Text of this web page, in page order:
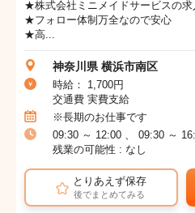
★株式会社ミニメイドサービスの求
★フォロー体制万全なので安心
★高...
神奈川県 横浜市南区
時給： 1,700円
交通費 実費支給
※長期のお仕事です
09:30 ～ 12:00 、 09:30 ～
残業の可能性 : なし
とりあえず保存
後でまとめてみる